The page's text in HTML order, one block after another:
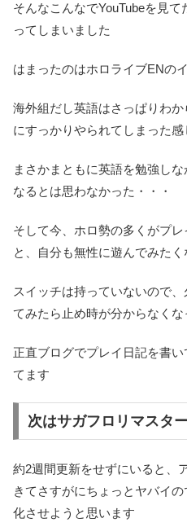
そんなこんなでYouTubeを見
ってしまいました
はまったのはホロライブENの
海外組だし英語はさっぱりわ
にすっかりやられてしまった感
まさかまともに英語を勉強し
なるとは思わなかった・・・
そして今、ホロ勢の多くがプ
と、自分も無性に遊んでみた
スイッチは持っていないので
てみたら止め時が分からなくな
正直ブログでプレイ日記を書
てます
次はサガフロリマスタ
約2週間更新をせずにいると、
きてさすがにちょっとヤバイ
化させようと思います